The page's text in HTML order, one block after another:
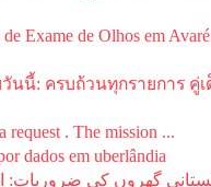
Exame de Olhos em
นนี้: ครบถ้วนทุกรายการ คู่
request . The mission ...
dados em uberlândia
گھروں کی ضروریات: